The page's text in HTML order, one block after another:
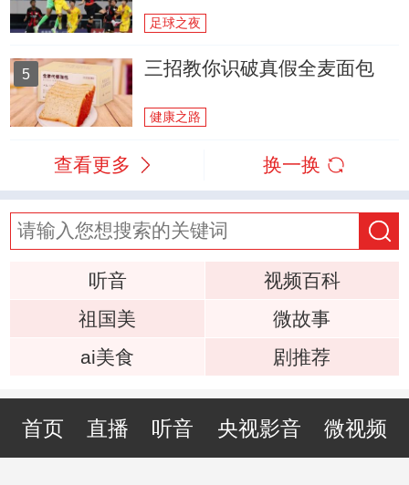
足球之夜
5 三招教你识破真假全麦面包
健康之路
查看更多 换一换
听音
视频百科
祖国美
微故事
ai美食
剧推荐
首页 直播 听音 央视影音 微视频